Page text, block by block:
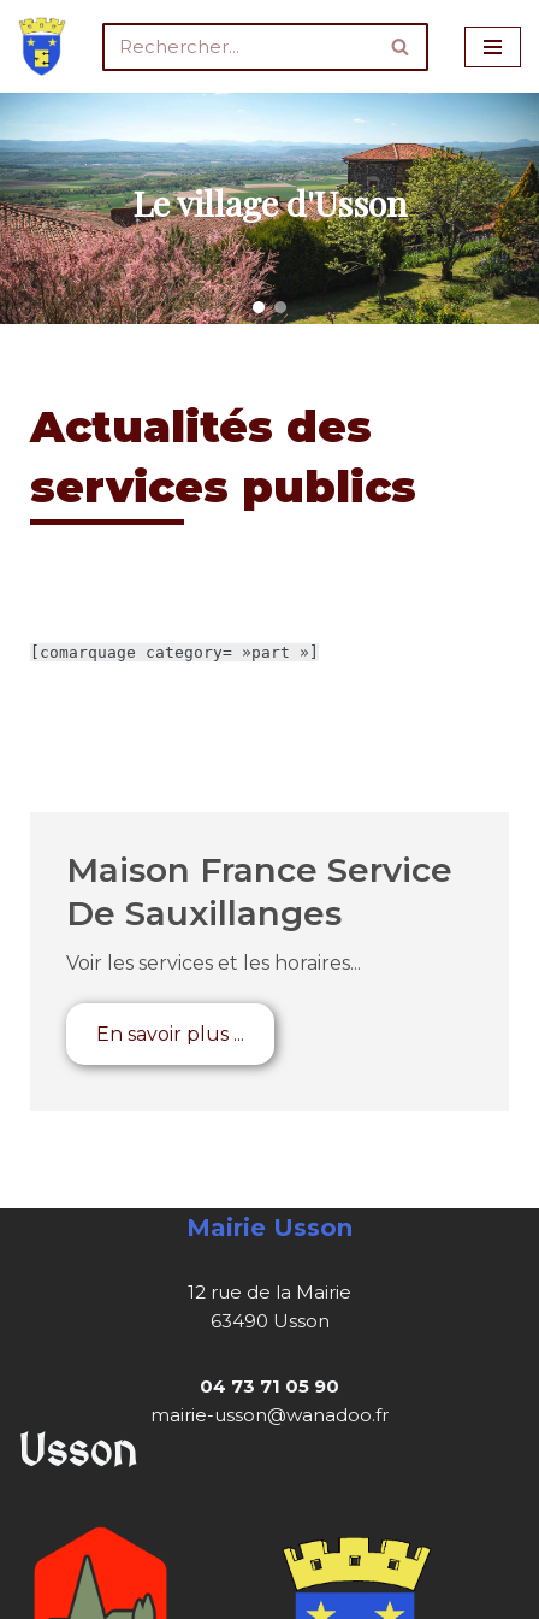
Aller
au
contenu
Le village d'Usson
Actualités des
services publics
[comarquage category= »part »]
Maison France Service
De Sauxillanges
Voir les services et les horaires...
En savoir plus ...
Mairie Usson
12 rue de la Mairie
63490 Usson
04 73 71 05 90
mairie-usson@wanadoo.fr
Usson